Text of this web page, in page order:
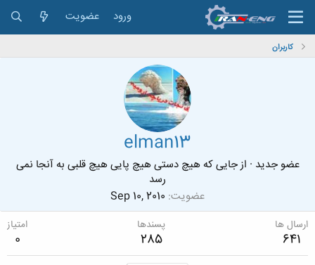
ورود عضویت
کاربران
elman13
عضو جدید · ازجایی که هیچ دستی هیچ پایی هیچ قلبی به آنجا نمی
رسد
عضویت Sep 10, 2010
ارسال ها
641
پسندها
285
امتیاز
0